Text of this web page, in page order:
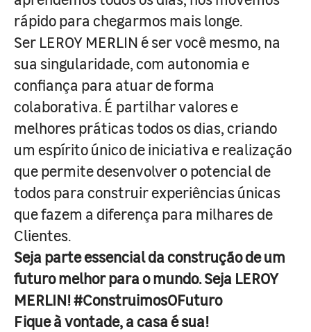
rápido para chegarmos mais longe.
Ser LEROY MERLIN é ser você mesmo, na
sua singularidade, com autonomia e
confiança para atuar de forma
colaborativa. É partilhar valores e
melhores práticas todos os dias, criando
um espírito único de iniciativa e realização
que permite desenvolver o potencial de
todos para construir experiências únicas
que fazem a diferença para milhares de
Clientes.
Seja parte essencial da construção de um
futuro melhor para o mundo. Seja LEROY
MERLIN! #ConstruimosOFuturo
Fique à vontade, a casa é sua!